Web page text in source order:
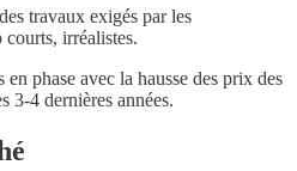
travaux exigés par les
irréalistes.
phase avec la hausse des prix des
3-4 dernières années.